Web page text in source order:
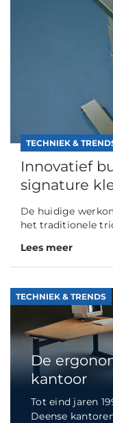
TECHNIEK &
Innovatief
signature
De huidige
het traditionele
Lees meer
TECHNIEK & TRENDS
De
kantoor
Tot eind jaren
Deense